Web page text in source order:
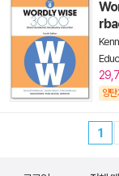
양
1